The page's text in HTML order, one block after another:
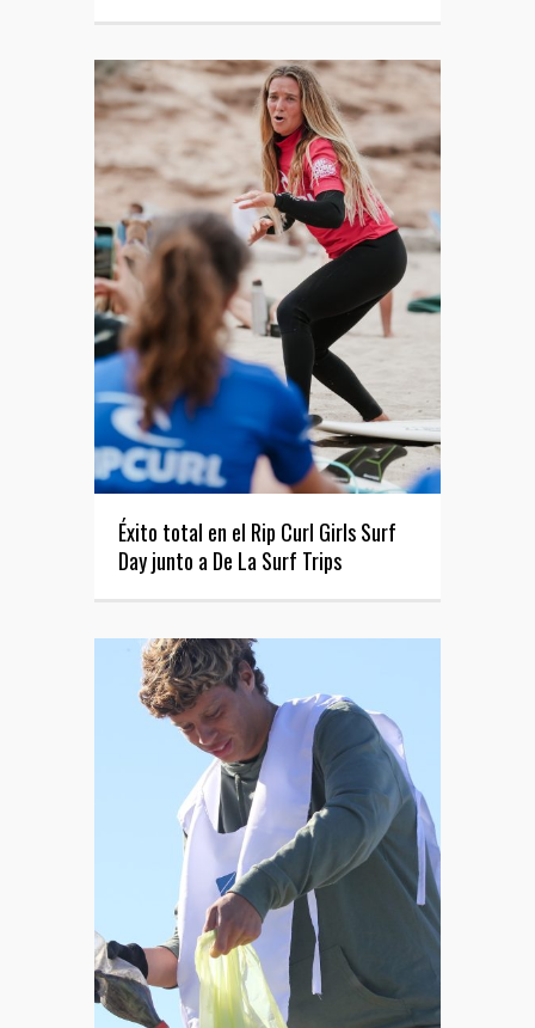
Éxito total en el Rip Curl Girls Surf
Day junto a De La Surf Trips